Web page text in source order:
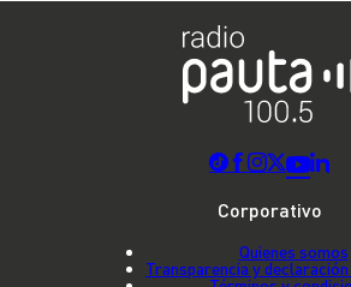
Corporativo
Quienes somos
Transparencia y